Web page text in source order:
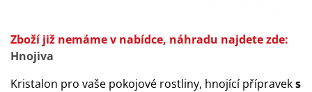
Zboží již nemáme v nabídce, náhradu najdete zde:
Hnojiva
Kristalon pro vaše pokojové rostliny, hnojící přípraveks